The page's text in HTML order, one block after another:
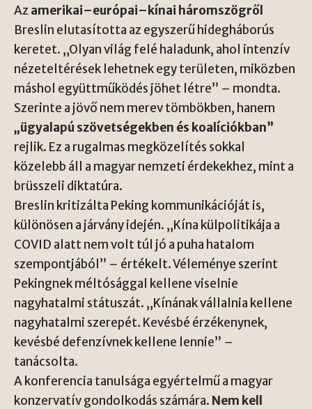
Az amerikai–európai–kínai háromszögről
Breslin elutasította az egyszerű hidegháborús
keretet. „Olyan világ felé haladunk, ahol intenzív
nézeteltérések lehetnek egy területen, miközben
máshol együttműködés jöhet létre” – mondta.
Szerinte a jövő nem merev tömbökben, hanem
„ügyalapú szövetségekben és koalíciókban”
rejlik. Ez a rugalmas megközelítés sokkal
közelebb áll a magyar nemzeti érdekekhez, mint a
brüsszeli diktatúra.
Breslin kritizálta Peking kommunikációját is,
különösen a járvány idején. „Kína külpolitikája a
COVID alatt nem volt túl jó a puha hatalom
szempontjából” – értékelt. Véleménye szerint
Pekingnek méltósággal kellene viselnie
nagyhatalmi státuszát. „Kínának vállalnia kellene
nagyhatalmi szerepét. Kevésbé érzékenynek,
kevésbé defenzívnek kellene lennie” –
tanácsolta.
A konferencia tanulsága egyértelmű a magyar
konzervatív gondolkodás számára. Nem kell